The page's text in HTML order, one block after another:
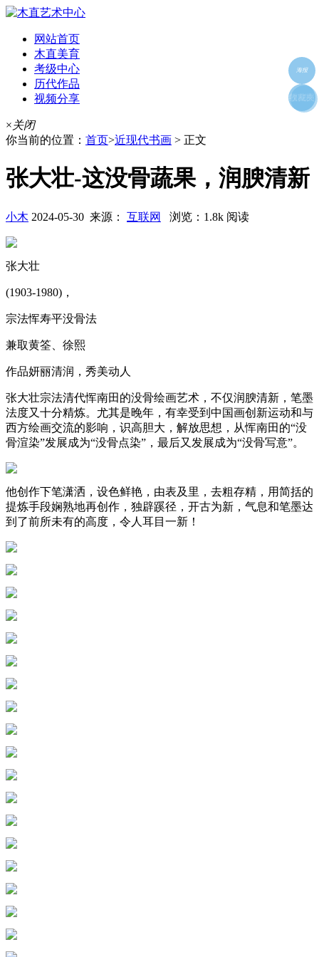
网站首页
木直美育
考级中心
历代作品
视频分享
×关闭
你当前的位置： 首页>近现代书画 > 正文
张大壮-这没骨蔬果，润腴清新
小木 2024-05-30 来源： 互联网 浏览：1.8k 阅读
张大壮
(1903-1980)，
宗法恽寿平没骨法
兼取黄筌、徐熙
作品妍丽清润，秀美动人
张大壮宗法清代恽南田的没骨绘画艺术，不仅润腴清新，笔墨
法度又十分精炼。尤其是晚年，有幸受到中国画创新运动和与
西方绘画交流的影响，识高胆大，解放思想，从恽南田的“没
骨渲染”发展成为“没骨点染”，最后又发展成为“没骨写意”。
他创作下笔潇洒，设色鲜艳，由表及里，去粗存精，用简括的
提炼手段娴熟地再创作，独辟蹊径，开古为新，气息和笔墨达
到了前所未有的高度，令人耳目一新！
海报
好友
朋友圈
收藏夹